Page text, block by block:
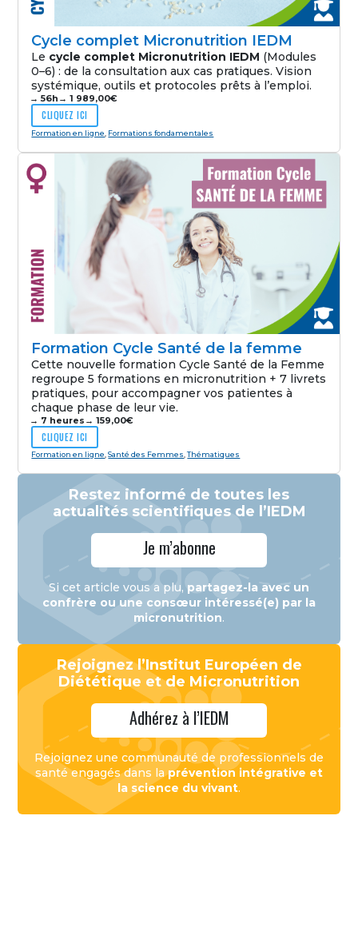
Cycle complet Micronutrition IEDM
Le cycle complet Micronutrition IEDM (Modules
0–6) : de la consultation aux cas pratiques. Vision
systémique, outils et protocoles prêts à l’emploi.
→ 56h →1 989,00€
CLIQUEZ ICI
Formation en ligne Formations fondamentales
Formation Cycle Santé de la femme
Cette nouvelle formation Cycle Santé de la Femme
regroupe 5 formations en micronutrition + 7 livrets
pratiques, pour accompagner vos patientes à
chaque phase de leur vie.
→ 7 heures →159,00€
CLIQUEZ ICI
Formation en ligne,Santé des Femmes,Thématiques
Restez informé de toutes les
actualités scientifiques de l’IEDM
Je m’abonne
Si cet article vous a plu, partagez-la avec un
confrère ou une consœur intéressé(e) par la
micronutrition.
Rejoignez l’Institut Européen de
Diététique et de Micronutrition
Adhérez à l’IEDM
Rejoignez une communauté de professionnels de
santé engagés dans laprévention intégrative et
la science du vivant.